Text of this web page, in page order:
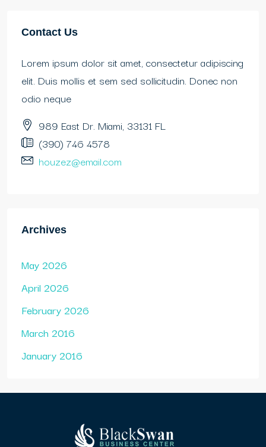
Contact Us
Lorem ipsum dolor sit amet, consectetur adipiscing
elit. Duis mollis et sem sed sollicitudin. Donec non
odio neque
989 East Dr. Miami, 33131 FL
(390) 746 4578
houzez@email.com
Archives
May 2026
April 2026
February 2026
March 2016
January 2016